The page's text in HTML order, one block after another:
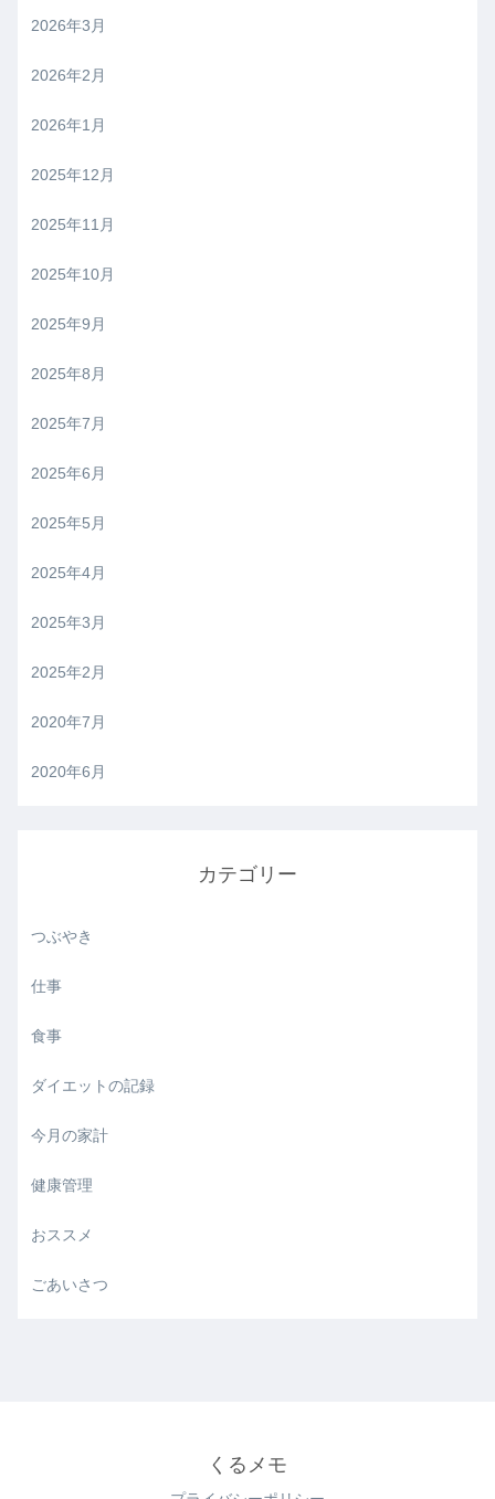
2026年3月
2026年2月
2026年1月
2025年12月
2025年11月
2025年10月
2025年9月
2025年8月
2025年7月
2025年6月
2025年5月
2025年4月
2025年3月
2025年2月
2020年7月
2020年6月
カテゴリー
つぶやき
仕事
食事
ダイエットの記録
今月の家計
健康管理
おススメ
ごあいさつ
くるメモ